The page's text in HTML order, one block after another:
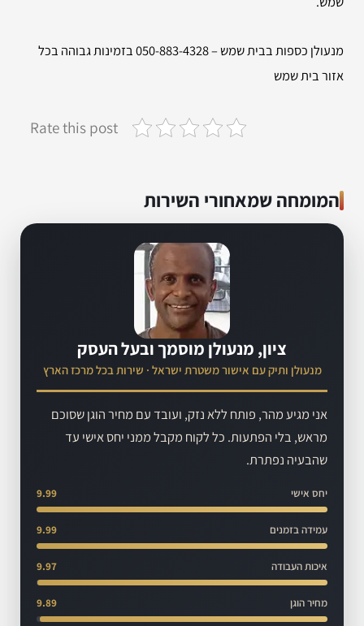
מנעולן כספות בבית שמש – 050-883-4328 בזמינות גבוהה בכל
אזור בית שמש
Rate this post
המומחה שמאחורי השירות
ציון, מנעולן מוסמך ובעל העסק
מנעולן ותיק עם אישור משטרת ישראל · שירות בכל מרכז הארץ
אני מגיע מהר, פותח ללא נזק, ועובד עם מחיר הוגן שסוכם
מראש, בלי הפתעות. כל לקוח מקבל ממני יחס אישי עד
שהבעיה נפתרת.
יחס אישי 9.99
עמידה בזמנים 9.99
איכות העבודה 9.97
מחיר הוגן 9.89